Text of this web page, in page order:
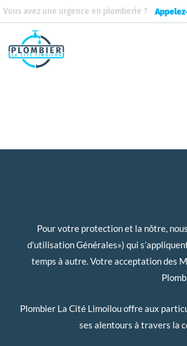
Aller
au
contenu
Vous avez une urgence en plomberie ?
Pour votre protection et la nôtre,
d’utilisation Générales») qui
temps à autre. Votre acceptation des
Plombier La Cité Limoilou offre aux
ses alentours à travers la